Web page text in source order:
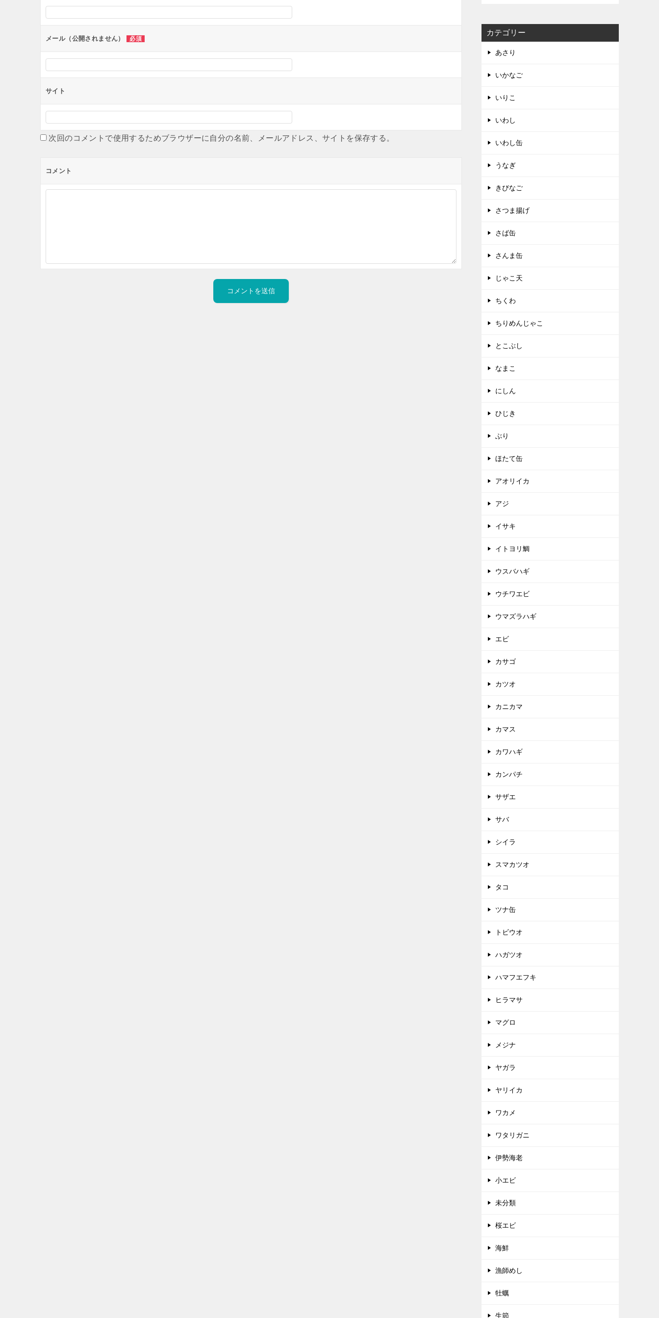
ョ
ンメール（公開されません） 必須
サイト
次回のコメントで使用するためブラウザーに自分の名前、メールアドレス、サイトを保存する。
コメント
カテゴリー
あさり
いかなご
いりこ
いわし
いわし缶
うなぎ
きびなご
さつま揚げ
さば缶
さんま缶
じゃこ天
ちくわ
ちりめんじゃこ
とこぶし
なまこ
にしん
ひじき
ぶり
ほたて缶
アオリイカ
アジ
イサキ
イトヨリ鯛
ウスバハギ
ウチワエビ
ウマズラハギ
エビ
カサゴ
カツオ
カニカマ
カマス
カワハギ
カンパチ
サザエ
サバ
シイラ
スマカツオ
タコ
ツナ缶
トビウオ
ハガツオ
ハマフエフキ
ヒラマサ
マグロ
メジナ
ヤガラ
ヤリイカ
ワカメ
ワタリガニ
伊勢海老
小エビ
未分類
桜エビ
海鮮
漁師めし
牡蠣
生節